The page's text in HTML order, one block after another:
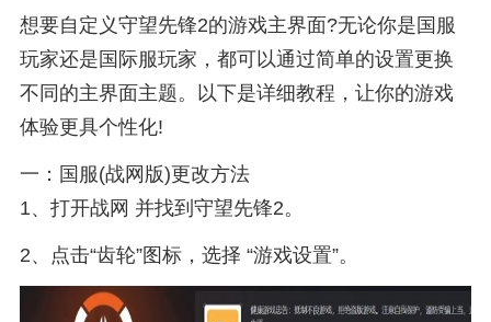
想要自定义守望先锋2的游戏主界面?无论你是国服
玩家还是国际服玩家，都可以通过简单的设置更换
不同的主界面主题。以下是详细教程，让你的游戏
体验更具个性化!
一：国服(战网版)更改方法
1、打开战网 并找到守望先锋2。
2、点击“齿轮”图标，选择 “游戏设置”。